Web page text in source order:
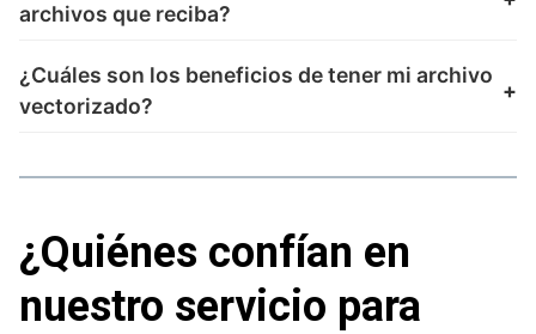
archivos que reciba?
¿Cuáles son los beneficios de tener mi archivo
vectorizado?
¿Quiénes confían en
nuestro servicio para